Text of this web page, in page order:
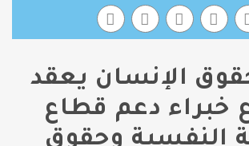
الإنسان يعقد
خبراء دعم قطاع
النفسية وحقوق